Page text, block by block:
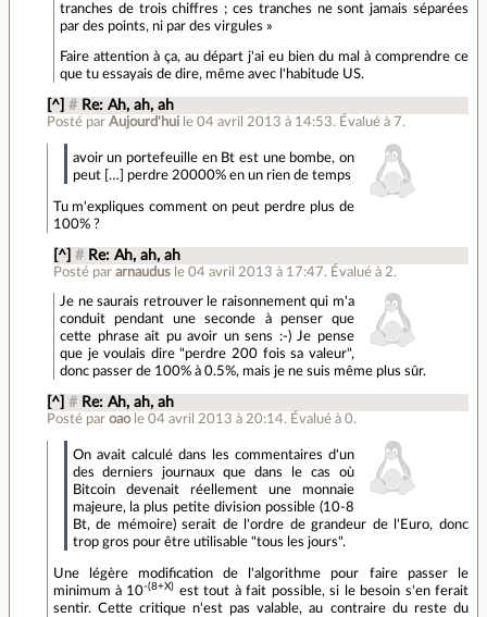
tranches de trois chiffres ; ces tranches ne sont jamais séparées
par des points, ni par des virgules »
Faire attention à ça, au départ j'ai eu bien du mal à comprendre ce
que tu essayais de dire, même avec l'habitude US.
[^] # Re: Ah, ah, ah
Posté par Aujourd'hui le 04 avril 2013 à 14:53. Évalué à 7.
avoir un portefeuille en Bt est une bombe, on
peut […] perdre 20000% en un rien de temps
Tu m'expliques comment on peut perdre plus de
100% ?
[^] # Re: Ah, ah, ah
Posté par arnaudus le 04 avril 2013 à 17:47. Évalué à 2.
Je ne saurais retrouver le raisonnement qui m'a
conduit pendant une seconde à penser que
cette phrase ait pu avoir un sens :-) Je pense
que je voulais dire "perdre 200 fois sa valeur",
donc passer de 100% à 0.5%, mais je ne suis même plus sûr.
[^] # Re: Ah, ah, ah
Posté par oao le 04 avril 2013 à 20:14. Évalué à 0.
On avait calculé dans les commentaires d'un
des derniers journaux que dans le cas où
Bitcoin devenait réellement une monnaie
majeure, la plus petite division possible (10-8
Bt, de mémoire) serait de l'ordre de grandeur de l'Euro, donc
trop gros pour être utilisable "tous les jours".
Une légère modification de l'algorithme pour faire passer le
minimum à 10-(8+X) est tout à fait possible, si le besoin s'en ferait
sentir. Cette critique n'est pas valable, au contraire du reste du